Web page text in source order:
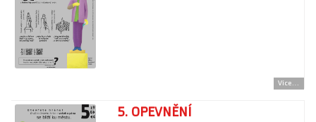
Více...
5. OPEVNĚNÍ